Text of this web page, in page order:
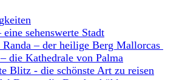
eine sehenswerte Stadt
Randa – der heilige Berg Mallorcas
die Kathedrale von Palma
Blitz - die schönste Art zu reisen